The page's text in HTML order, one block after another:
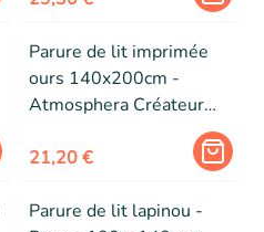
Parure de lit imprimée
ours 140x200cm -
Atmosphera Créateur
21,20 €
Parure de lit lapinou -